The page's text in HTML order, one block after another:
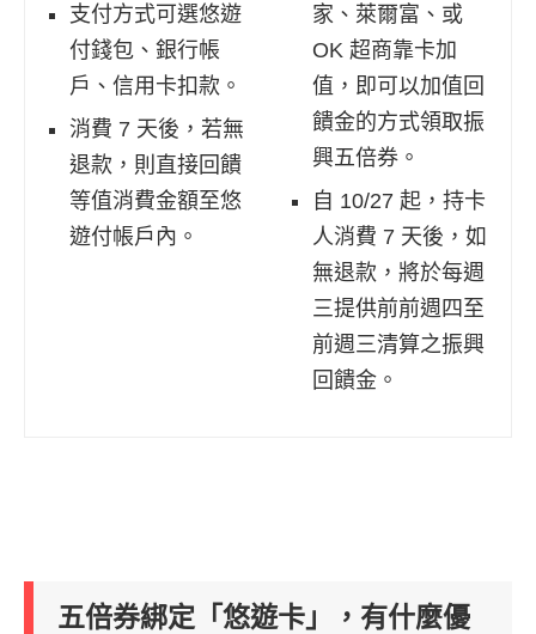
支付方式可選悠遊
付錢包、銀行帳
戶、信用卡扣款。
消費 7 天後，若無
退款，則直接回饋
等值消費金額至悠
遊付帳戶內。
家、萊爾富、或
OK 超商靠卡加
值，即可以加值回
饋金的方式領取振
興五倍券。
自 10/27 起，持卡
人消費 7 天後，如
無退款，將於每週
三提供前前週四至
前週三清算之振興
回饋金。
五倍券綁定「悠遊卡」，有什麼優